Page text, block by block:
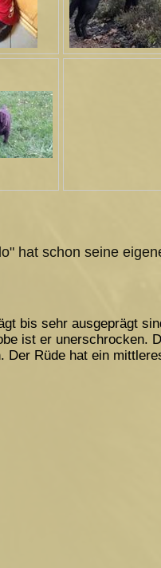
hat schon seine
bis sehr ausgeprägt
ist er unerschrocken.
Rüde hat ein